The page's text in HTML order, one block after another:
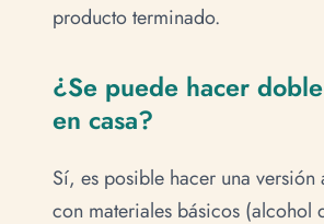
producto terminado.
¿Se puede hacer
en casa?
Sí, es posible hacer una versión
con materiales básicos (alcohol